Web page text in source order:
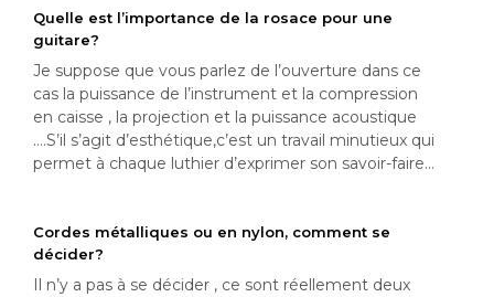
Quelle est l’importance de la rosace pour une
guitare?
Je suppose que vous parlez de l’ouverture dans ce
cas la puissance de l’instrument et la compression
en caisse , la projection et la puissance acoustique
….S’il s’agit d’esthétique,c’est un travail minutieux qui
permet à chaque luthier d’exprimer son savoir-faire…
Cordes métalliques ou en nylon, comment se
décider?
Il n’y a pas à se décider , ce sont réellement deux